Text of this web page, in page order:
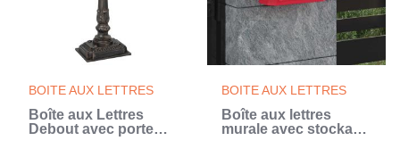
BOITE AUX LETTRES
Boîte aux Lettres
Debout avec porte
BOITE AUX LETTRES
Boîte aux lettres
murale avec stockage